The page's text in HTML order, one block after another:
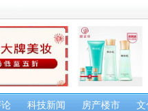
科技新闻 房产楼市 文